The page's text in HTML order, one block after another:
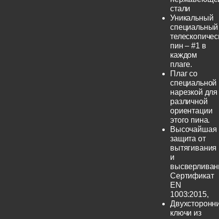
стали
Уникальный
специальный
пин – #1 в
каждом
плаге.
Плаг со
специальной
нарезкой для
различной
ориентации
этого пина.
Высочайшая
защита от
вытягивания
и
Сертификат
EN
1003:2015,
ключи из